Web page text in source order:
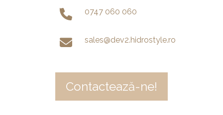
0747 060 060
sales@dev2.hidrostyle.ro
Contactează-ne!